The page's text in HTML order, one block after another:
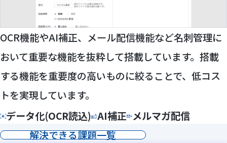
OCR機能やAI補正、メール配信機能など名刺管理に
おいて重要な機能を抜粋して搭載しています。搭載
する機能を重要度の高いものに絞ることで、低コス
トを実現しています。
データ化(OCR読込) AI補正​ メルマガ配信
解決できる課題一覧